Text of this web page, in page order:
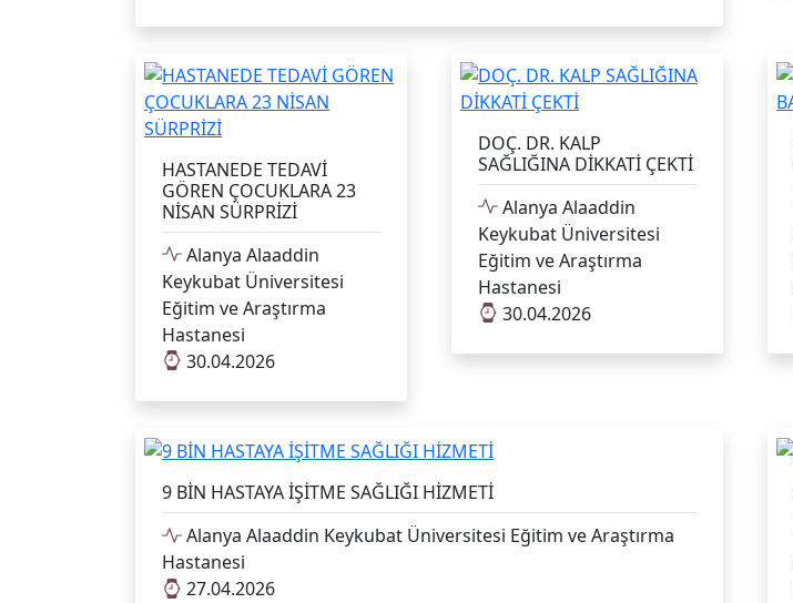
HASTANEDE TEDAVİ
GÖREN ÇOCUKLARA 23
NİSAN SÜRPRİZİ
Alanya Alaaddin
Keykubat Üniversitesi
Eğitim ve Araştırma
Hastanesi
30.04.2026
DOÇ. DR. KALP
SAĞLIĞINA DİKKATİ ÇEKTİ
Alanya Alaaddin
Keykubat Üniversitesi
Eğitim ve Araştırma
Hastanesi
30.04.2026
9 BİN HASTAYA İŞİTME SAĞLIĞI HİZMETİ
Alanya Alaaddin Keykubat Üniversitesi Eğitim ve Araştırma
Hastanesi
27.04.2026